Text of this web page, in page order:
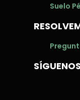
Suelo